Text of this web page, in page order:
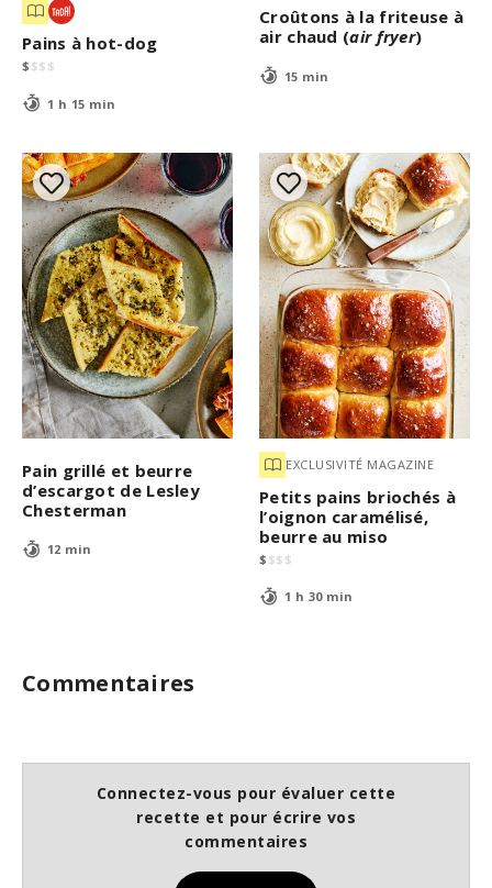
Pains à hot-dog
$ $$ $
1 h 15 min
Croûtons à la friteuse à
air chaud (air fryer)
15 min
Pain grillé et beurre
d’escargot de Lesley
Chesterman
12 min
EXCLUSIVITÉ MAGAZINE
Petits pains briochés à
l’oignon caramélisé,
beurre au miso
$ $$ $
1 h 30 min
Commentaires
Connectez-vous pour évaluer cette
recette et pour écrire vos
commentaires